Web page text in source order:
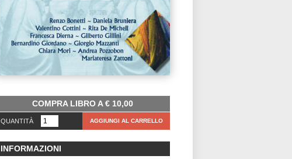
COMPRA LIBRO A€10,00
QUANTITÀ AGGIUNGI AL CARRELLO
INFORMAZIONI